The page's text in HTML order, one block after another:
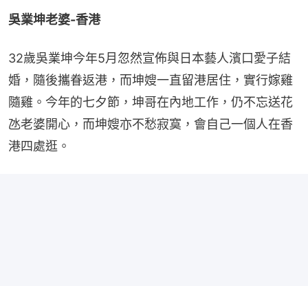
吳業坤老婆-香港
32歲吳業坤今年5月忽然宣佈與日本藝人濱口愛子結
婚，隨後攜眷返港，而坤嫂一直留港居住，實行嫁雞
隨雞。今年的七夕節，坤哥在內地工作，仍不忘送花
氹老婆開心，而坤嫂亦不愁寂寞，會自己一個人在香
港四處逛。